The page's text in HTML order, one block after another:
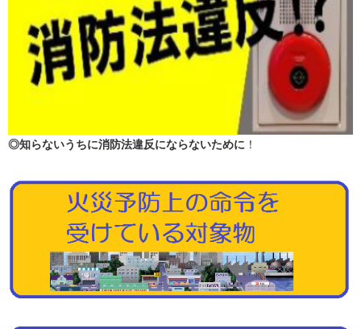
◎知らないうちに消防法違反にならないために ！